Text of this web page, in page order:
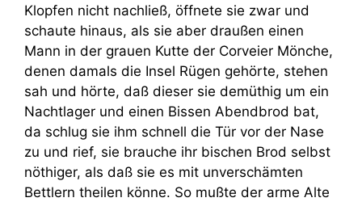
Klopfen nicht nachließ, öffnete sie zwar und
schaute hinaus, als sie aber draußen einen
Mann in der grauen Kutte der Corveier Mönche,
denen damals die Insel Rügen gehörte, stehen
sah und hörte, daß dieser sie demüthig um ein
Nachtlager und einen Bissen Abendbrod bat,
da schlug sie ihm schnell die Tür vor der Nase
zu und rief, sie brauche ihr bischen Brod selbst
nöthiger, als daß sie es mit unverschämten
Bettlern theilen könne. So mußte der arme Alte